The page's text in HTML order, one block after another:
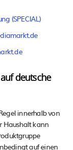
(SPECIAL)
deutsche
innerhalb von
Haushalt kann
auf einen